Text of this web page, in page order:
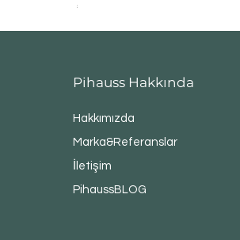
Fiyat
₺6.649,00
Pihauss Hakkında
Hakkımızda
Marka&Referanslar
İletişim
PihaussBLOG